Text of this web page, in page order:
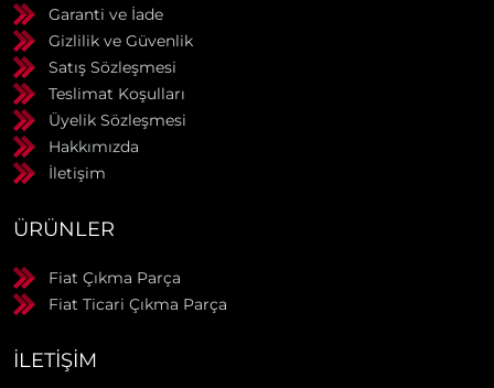
Garanti ve İade
Gizlilik ve Güvenlik
Satış Sözleşmesi
Teslimat Koşulları
Üyelik Sözleşmesi
Hakkımızda
İletişim
ÜRÜNLER
Fiat Çıkma Parça
Fiat Ticari Çıkma Parça
İLETIŞIM